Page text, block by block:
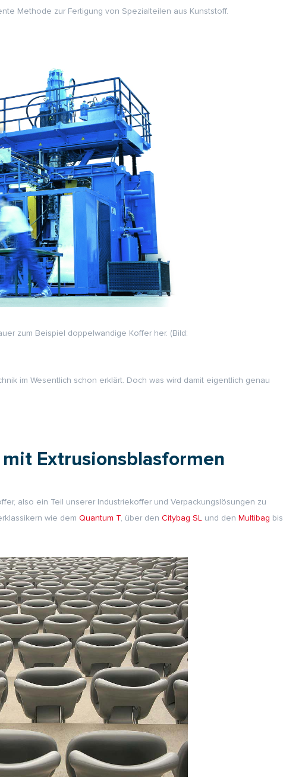
Methode zur Fertigung von Spezialteilen aus Kunststoff.
zum Beispiel doppelwandige Koffer her. (Bild:
im Wesentlich schon erklärt. Doch was wird damit eigentlich genau
Extrusionsblasformen
also ein Teil unserer Industriekoffer und Verpackungslösungen zu
wie dem Quantum T, über den Citybag SL und den Multibag bis